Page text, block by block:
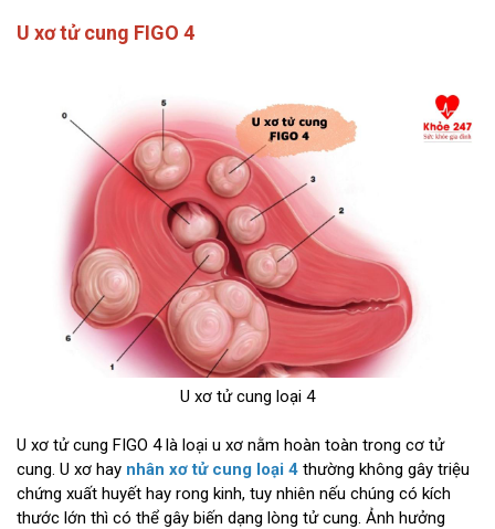
U xơ tử cung FIGO 4
U xơ tử cung loại 4
U xơ tử cung FIGO 4 là loại u xơ nằm hoàn toàn trong cơ tử
cung. U xơ hay nhân xơ tử cung loại 4 thường không gây triệu
chứng xuất huyết hay rong kinh, tuy nhiên nếu chúng có kích
thước lớn thì có thể gây biến dạng lòng tử cung. Ảnh hưởng